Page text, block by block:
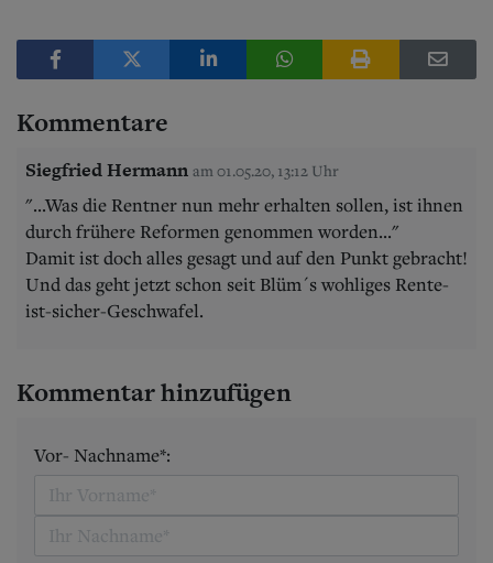
Kommentare
Siegfried Hermann am 01.05.20, 13:12 Uhr
"...Was die Rentner nun mehr erhalten sollen, ist ihnen
durch frühere Reformen genommen worden..."
Damit ist doch alles gesagt und auf den Punkt gebracht!
Und das geht jetzt schon seit Blüm´s wohliges Rente-
ist-sicher-Geschwafel.
Kommentar hinzufügen
Vor- Nachname*: